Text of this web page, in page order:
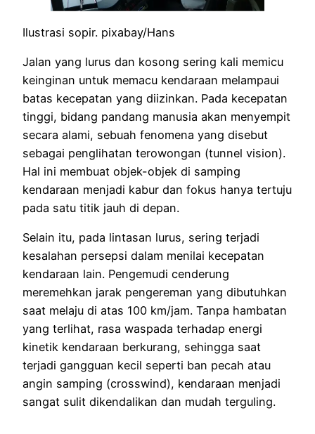
Ilustrasi sopir. pixabay/Hans
Jalan yang lurus dan kosong sering kali memicu
keinginan untuk memacu kendaraan melampaui
batas kecepatan yang diizinkan. Pada kecepatan
tinggi, bidang pandang manusia akan menyempit
secara alami, sebuah fenomena yang disebut
sebagai penglihatan terowongan (tunnel vision).
Hal ini membuat objek-objek di samping
kendaraan menjadi kabur dan fokus hanya tertuju
pada satu titik jauh di depan.
Selain itu, pada lintasan lurus, sering terjadi
kesalahan persepsi dalam menilai kecepatan
kendaraan lain. Pengemudi cenderung
meremehkan jarak pengereman yang dibutuhkan
saat melaju di atas 100 km/jam. Tanpa hambatan
yang terlihat, rasa waspada terhadap energi
kinetik kendaraan berkurang, sehingga saat
terjadi gangguan kecil seperti ban pecah atau
angin samping (crosswind), kendaraan menjadi
sangat sulit dikendalikan dan mudah terguling.